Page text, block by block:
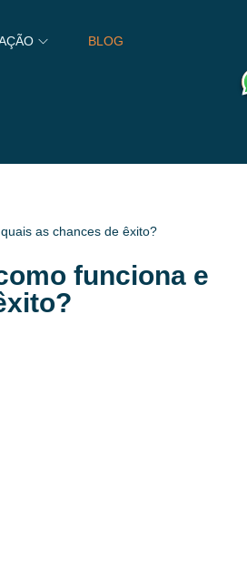
BLOG
as chances de êxito?
funciona e